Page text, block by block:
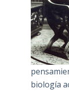
biología